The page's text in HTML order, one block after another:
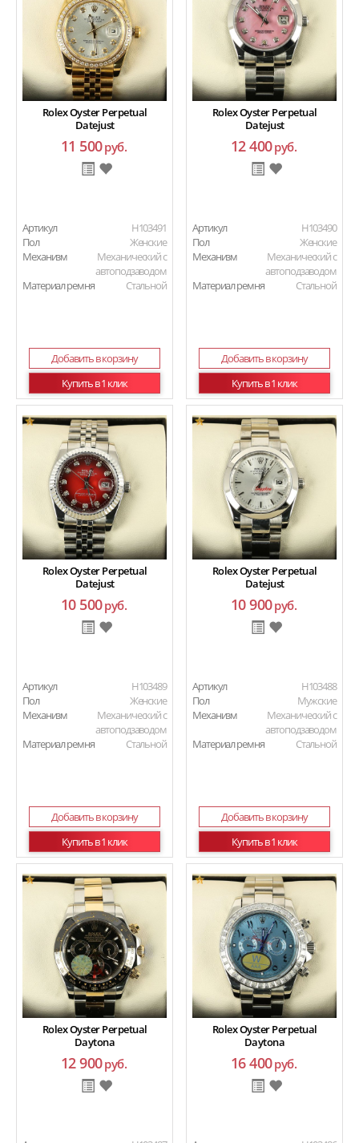
Rolex Oyster Perpetual
Datejust
11 500руб.
Артикул
H103491
Пол
Женские
Механизм
Механический с
автоподзаводом
Материал ремня
Стальной
Добавить в корзину
Купить в 1 клик
Rolex Oyster Perpetual
Datejust
12 400руб.
Артикул
H103490
Пол
Женские
Механизм
Механический с
автоподзаводом
Материал ремня
Стальной
Добавить в корзину
Купить в 1 клик
Rolex Oyster Perpetual
Datejust
10 500руб.
Артикул
H103489
Пол
Женские
Механизм
Механический с
автоподзаводом
Материал ремня
Стальной
Добавить в корзину
Купить в 1 клик
Rolex Oyster Perpetual
Datejust
10 900руб.
Артикул
H103488
Пол
Мужские
Механизм
Механический с
автоподзаводом
Материал ремня
Стальной
Добавить в корзину
Купить в 1 клик
Rolex Oyster Perpetual
Daytona
12 900руб.
Rolex Oyster Perpetual
Daytona
16 400руб.